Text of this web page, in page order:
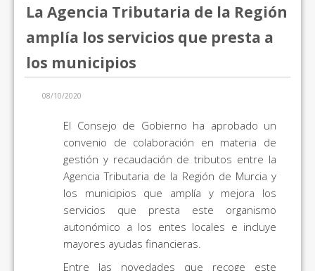
La Agencia Tributaria de la Región
amplía los servicios que presta a
los municipios
08/10/2020
El Consejo de Gobierno ha aprobado un
convenio de colaboración en materia de
gestión y recaudación de tributos entre la
Agencia Tributaria de la Región de Murcia y
los municipios que amplía y mejora los
servicios que presta este organismo
autonómico a los entes locales e incluye
mayores ayudas financieras.
Entre las novedades que recoge este